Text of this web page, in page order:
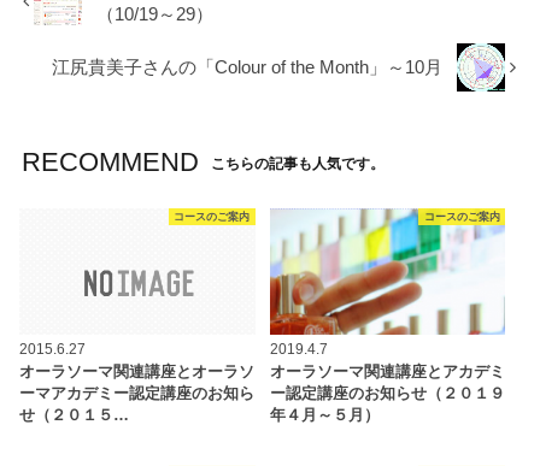
（10/19～29）
江尻貴美子さんの「Colour of the Month」～10月
RECOMMEND こちらの記事も人気です。
コースのご案内
2015.6.27
オーラソーマ関連講座とオーラソ
ーマアカデミー認定講座のお知ら
せ（２０１５…
コースのご案内
2019.4.7
オーラソーマ関連講座とアカデミ
ー認定講座のお知らせ（２０１９
年４月～５月）